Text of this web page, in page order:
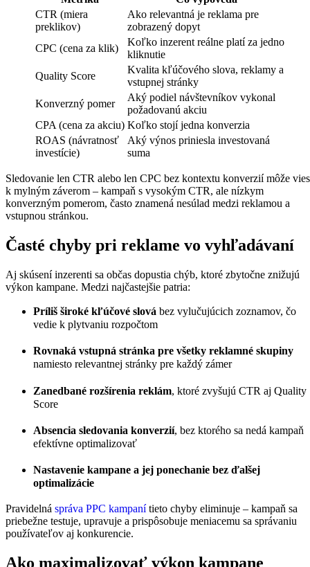
CTR (miera
preklikov)
Ako relevantná je reklama pre
zobrazený dopyt
CPC (cena za klik)
Koľko inzerent reálne platí za jedno
kliknutie
Quality Score
Kvalita kľúčového slova, reklamy a
vstupnej stránky
Konverzný pomer
Aký podiel návštevníkov vykonal
požadovanú akciu
CPA (cena za akciu) Koľko stojí jedna konverzia
ROAS (návratnosť
investície)
Aký výnos priniesla investovaná
suma
Sledovanie len CTR alebo len CPC bez kontextu konverzií môže
k mylným záverom – kampaň s vysokým CTR, ale nízkym
konverzným pomerom, často znamená nesúlad medzi reklamou a
vstupnou stránkou.
Časté chyby pri reklame vo vyhľadávaní
Aj skúsení inzerenti sa občas dopustia chýb, ktoré zbytočne znižujú
výkon kampane. Medzi najčastejšie patria:
Príliš široké kľúčové slová bez vylučujúcich zoznamov, čo
vedie k plytvaniu rozpočtom
Rovnaká vstupná stránka pre všetky reklamné skupiny
namiesto relevantnej stránky pre každý zámer
Zanedbané rozšírenia reklám, ktoré zvyšujú CTR aj Quality
Score
Absencia sledovania konverzií, bez ktorého sa nedá kampaň
efektívne optimalizovať
Nastavenie kampane a jej ponechanie bez ďalšej
optimalizácie
Pravidelná správa PPC kampanítieto chyby eliminuje – kampaň sa
priebežne testuje, upravuje a prispôsobuje meniacemu sa správaniu
používateľov aj konkurencie.
Ako maximalizovať výkon kampane